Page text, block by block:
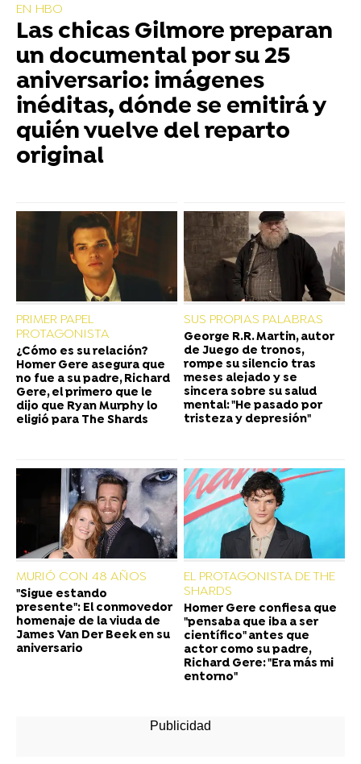
EN HBO
Las chicas Gilmore preparan
un documental por su 25
aniversario: imágenes
inéditas, dónde se emitirá y
quién vuelve del reparto
original
PRIMER PAPEL
PROTAGONISTA
¿Cómo es su relación?
Homer Gere asegura que
no fue a su padre, Richard
Gere, el primero que le
dijo que Ryan Murphy lo
eligió para The Shards
SUS PROPIAS PALABRAS
George R.R. Martin, autor
de Juego de tronos,
rompe su silencio tras
meses alejado y se
sincera sobre su salud
mental: "He pasado por
tristeza y depresión"
MURIÓ CON 48 AÑOS
"Sigue estando
presente": El conmovedor
homenaje de la viuda de
James Van Der Beek en su
aniversario
EL PROTAGONISTA DE THE
SHARDS
Homer Gere confiesa que
"pensaba que iba a ser
científico" antes que
actor como su padre,
Richard Gere: "Era más mi
entorno"